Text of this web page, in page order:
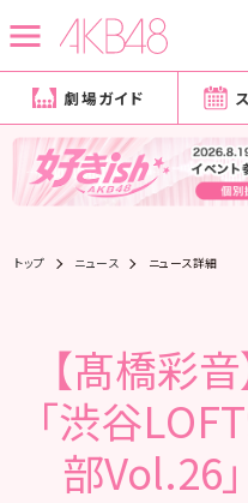
劇場ガイド
トップ ニュース ニュース詳細
【髙橋彩
「渋谷
部Vol.26